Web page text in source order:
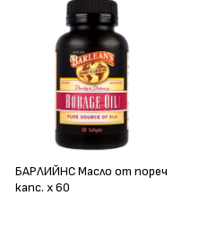
БАРЛИЙНС Масло от пореч
капс. х 60